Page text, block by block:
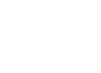
で好きな死体ランキング１